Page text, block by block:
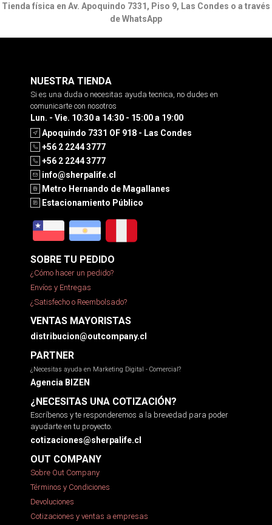
Tienda física en Av. Apoquindo 7331, Piso 9, Las Condes o a través
de WhatsApp
NUESTRA TIENDA
Si es una duda o necesitas ayuda tecnica, no dudes en
comunicarte con nosotros
Lun. - Vie. 10:30 a 14:30 - 15:00 a 19:00
Apoquindo 7331 OF 918 - Las Condes
+56 2 2244 3777
+56 2 2244 3777
info@sherpalife.cl
Metro Hernando de Magallanes
Estacionamiento Público
SOBRE TU PEDIDO
¿Cómo hacer un pedido?
Envíos y Entregas
¿Satisfecho o Reembolsado?
VENTAS MAYORISTAS
distribucion@outcompany.cl
PARTNER
¿Necesitas ayuda en Marketing Digital - Comercial?
Agencia BIZEN
¿NECESITAS UNA COTIZACIÓN?
Escríbenos y te responderemos a la brevedad para poder
ayudarte en tu proyecto.
cotizaciones@sherpalife.cl
OUT COMPANY
Sobre Out Company
Términos y Condiciones
Devoluciones
Cotizaciones y ventas a empresas